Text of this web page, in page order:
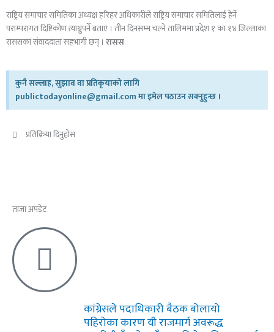
राष्ट्रिय समाचार समितिका अध्यक्ष हरिहर अधिकारीले राष्ट्रिय समाचार समितिलाई हेर्ने
पराम्परागत दिष्टिकोण त्याग्नुपर्ने बताए । तीन दिनसम्म चल्ने तालिममा प्रदेश १ का १४ जिल्लाका
राससका संवाददाता सहभागी छन् । रासस
कुनै सल्लाह, सुझाव वा प्रतिकृयाको लागि
publictodayonline@gmail.com मा इमेल पठाउन सक्नुहुन्छ ।
प्रतिक्रिया दिनुहोस​
ताजा अपडेट
कांग्रेसले पदाधिकारी बैठक बोलायो
पहिरोका कारण यी राजमार्ग अवरूद्ध